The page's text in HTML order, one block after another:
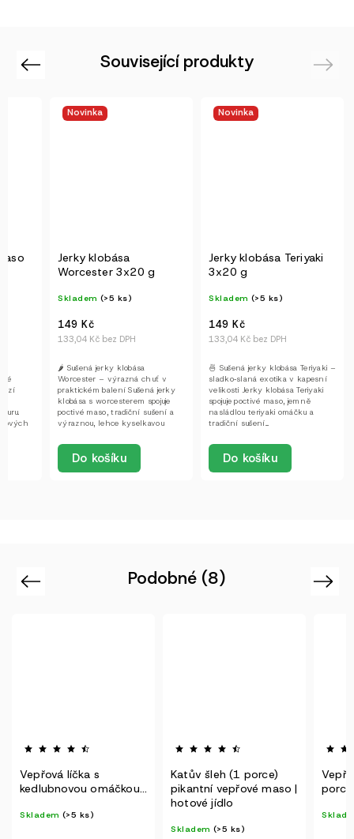
Související produkty
Previous
Novinka
Jerky klobása
Worcester 3x20 g
Skladem (>5 ks)
133,04 Kč bez DPH
149 Kč
Do košíku
🌶️ Sušená jerky klobása
Worcester – výrazná chuť v
praktickém balení Sušená jerky
klobása s worcesterem spojuje
poctivé maso, tradiční sušení a
výraznou, lehce kyselkavou
Novinka
Jerky klobása Teriyaki
3x20 g
Skladem (>5 ks)
133,04 Kč bez DPH
149 Kč
Do košíku
🍜 Sušená jerky klobása Teriyaki –
sladko‑slaná exotika v kapesní
velikosti Jerky klobása Teriyaki
spojuje poctivé maso, jemně
nasládlou teriyaki omáčku a
tradiční sušení....
Next
Podobné (8)
Previous
Katův šleh (1 porce)
pikantní vepřové maso |
Vepřový guláš (1
porce)
kýta
Next